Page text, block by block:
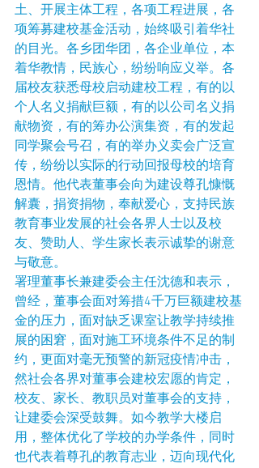
土、开展主体工程，各项工程进展，各
项筹募建校基金活动，始终吸引着华社
的目光。各乡团华团，各企业单位，本
着华教情，民族心，纷纷响应义举。各
届校友获悉母校启动建校工程，有的以
个人名义捐献巨额，有的以公司名义捐
献物资，有的筹办公演集资，有的发起
同学聚会号召，有的举办义卖会广泛宣
传，纷纷以实际的行动回报母校的培育
恩情。他代表董事会向为建设尊孔慷慨
解囊，捐资捐物，奉献爱心，支持民族
教育事业发展的社会各界人士以及校
友、赞助人、学生家长表示诚挚的谢意
与敬意。
署理董事长兼建委会主任沈德和表示，
曾经，董事会面对筹措4千万巨额建校基
金的压力，面对缺乏课室让教学持续推
展的困窘，面对施工环境条件不足的制
约，更面对毫无预警的新冠疫情冲击，
然社会各界对董事会建校宏愿的肯定，
校友、家长、教职员对董事会的支持，
让建委会深受鼓舞。如今教学大楼启
用，整体优化了学校的办学条件，同时
也代表着尊孔的教育志业，迈向现代化